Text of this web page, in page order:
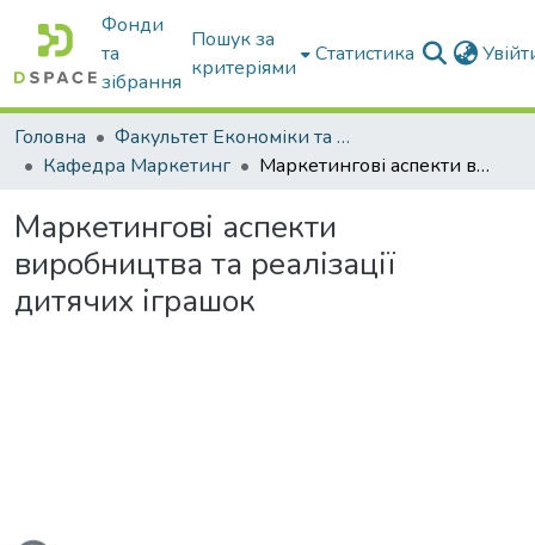
Фонди
та
зібрання
Пошук за
критеріями
Статистика
Головна
Факультет Економіки та бізнесу
Кафедра Маркетинг
Маркетингові аспекти виробництва та реалізації дитячих іграшок
Маркетингові аспекти
виробництва та реалізації
дитячих іграшок